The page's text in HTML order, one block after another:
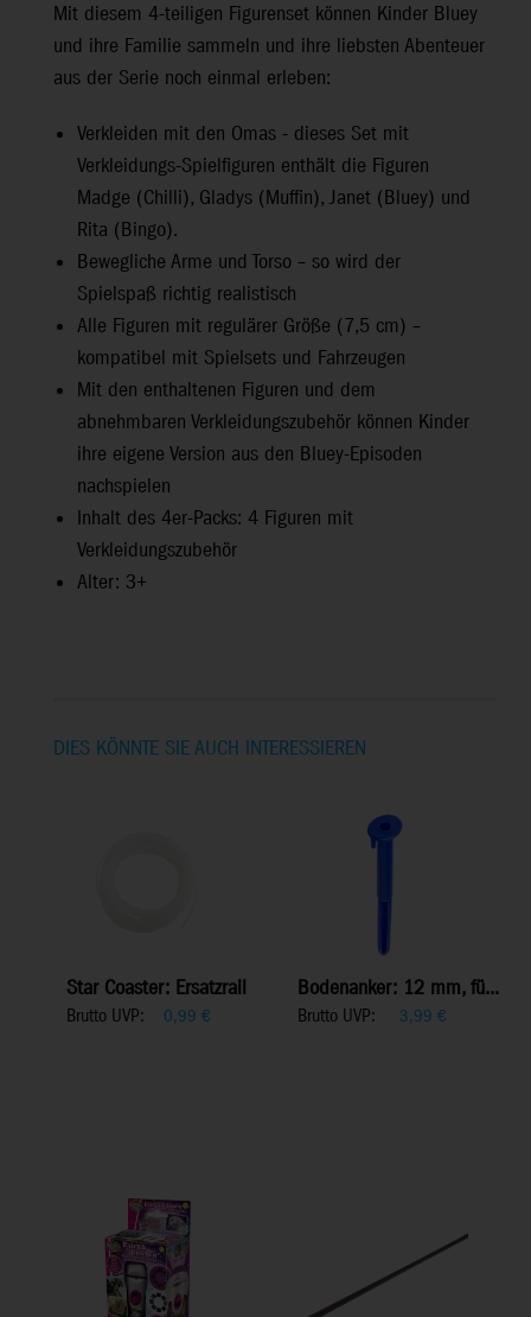
Mit diesem 4-teiligen Figurenset können Kinder Bluey
und ihre Familie sammeln und ihre liebsten Abenteuer
aus der Serie noch einmal erleben:
Verkleiden mit den Omas - dieses Set mit
Verkleidungs-Spielfiguren enthält die Figuren
Madge (Chilli), Gladys (Muffin), Janet (Bluey) und
Rita (Bingo).
Bewegliche Arme und Torso – so wird der
Spielspaß richtig realistisch
Alle Figuren mit regulärer Größe (7,5 cm) –
kompatibel mit Spielsets und Fahrzeugen
Mit den enthaltenen Figuren und dem
abnehmbaren Verkleidungszubehör können Kinder
ihre eigene Version aus den Bluey-Episoden
nachspielen
Inhalt des 4er-Packs: 4 Figuren mit
Verkleidungszubehör
Alter: 3+
DIES KÖNNTE SIE AUCH INTERESSIEREN
Star Coaster: Ersatzrail
Brutto UVP: 0,99 €
Bodenanker: 12 mm, fü...
Brutto UVP: 3,99 €